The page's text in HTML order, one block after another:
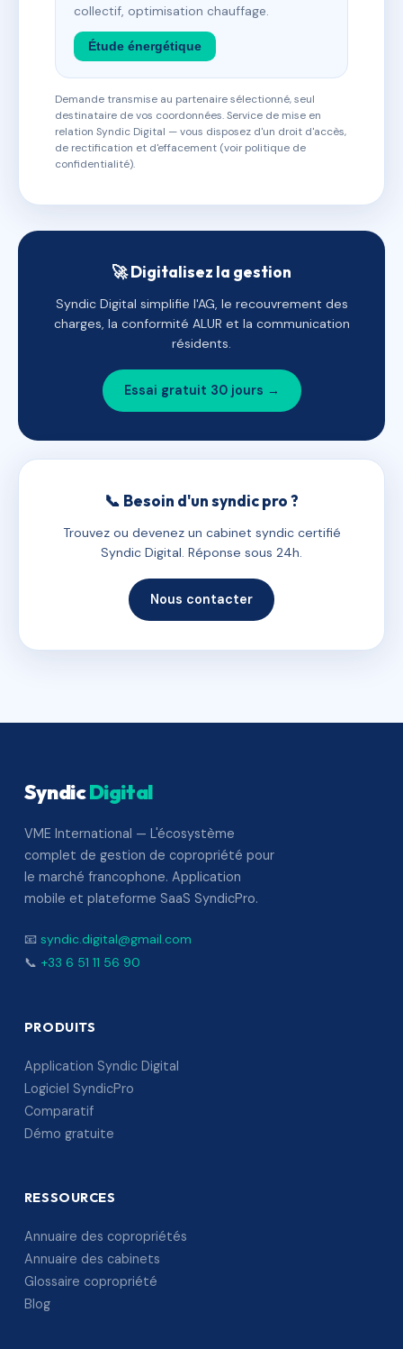
collectif, optimisation chauffage.
Étude énergétique
Demande transmise au partenaire sélectionné, seul
destinataire de vos coordonnées. Service de mise en
relation Syndic Digital — vous disposez d'un droit d'accès,
de rectification et d'effacement (voir politique de
confidentialité).
🚀 Digitalisez la gestion
Syndic Digital simplifie l'AG, le recouvrement des
charges, la conformité ALUR et la communication
résidents.
Essai gratuit 30 jours →
📞 Besoin d'un syndic pro ?
Trouvez ou devenez un cabinet syndic certifié
Syndic Digital. Réponse sous 24h.
Nous contacter
SyndicDigital
VME International — L'écosystème
complet de gestion de copropriété pour
le marché francophone. Application
mobile et plateforme SaaS SyndicPro.
📧 syndic.digital@gmail.com
📞 +33 6 51 11 56 90
PRODUITS
Application Syndic Digital
Logiciel SyndicPro
Comparatif
Démo gratuite
RESSOURCES
Annuaire des copropriétés
Annuaire des cabinets
Glossaire copropriété
Blog